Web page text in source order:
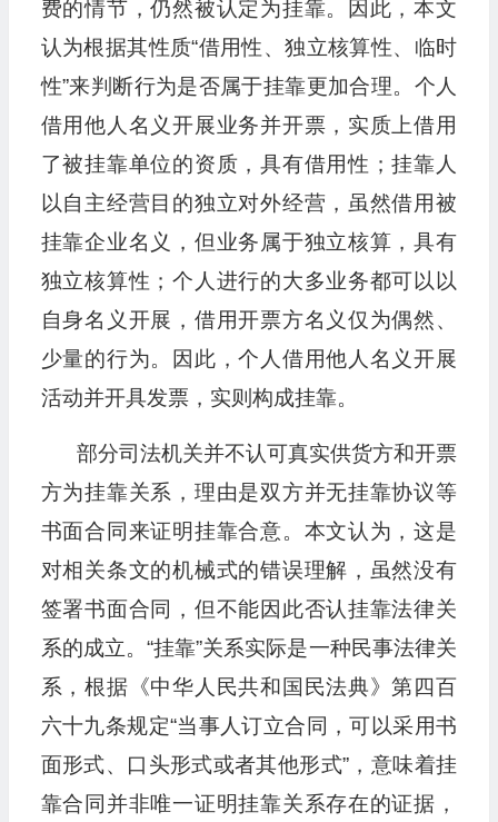
费的情节，仍然被认定为挂靠。因此，本文
认为根据其性质“借用性、独立核算性、临时
性”来判断行为是否属于挂靠更加合理。个人
借用他人名义开展业务并开票，实质上借用
了被挂靠单位的资质，具有借用性；挂靠人
以自主经营目的独立对外经营，虽然借用被
挂靠企业名义，但业务属于独立核算，具有
独立核算性；个人进行的大多业务都可以以
自身名义开展，借用开票方名义仅为偶然、
少量的行为。因此，个人借用他人名义开展
活动并开具发票，实则构成挂靠。
部分司法机关并不认可真实供货方和开票
方为挂靠关系，理由是双方并无挂靠协议等
书面合同来证明挂靠合意。本文认为，这是
对相关条文的机械式的错误理解，虽然没有
签署书面合同，但不能因此否认挂靠法律关
系的成立。“挂靠”关系实际是一种民事法律关
系，根据《中华人民共和国民法典》第四百
六十九条规定“当事人订立合同，可以采用书
面形式、口头形式或者其他形式”，意味着挂
靠合同并非唯一证明挂靠关系存在的证据，